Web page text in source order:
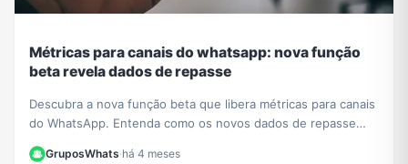
Métricas para canais do whatsapp: nova função
beta revela dados de repasse
Descubra a nova função beta que libera métricas para canais
do WhatsApp. Entenda como os novos dados de repasse
GruposWhats·há 4 meses